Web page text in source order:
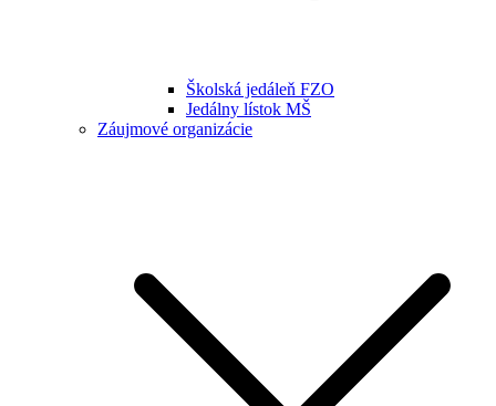
Školská jedáleň FZO
Jedálny lístok MŠ
Záujmové organizácie